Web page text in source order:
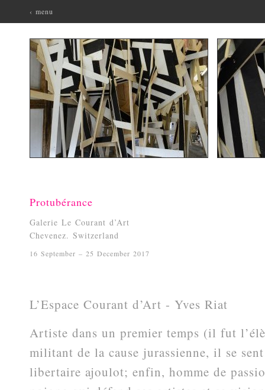
‹ menu
Protubérance
Galerie Le Courant d’Art
Chevenez. Switzerland
16 September – 25 December 2017
L’Espace Courant d’Art - Yves Riat
Artiste dans un premier temps (il fut
militant de la cause jurassienne, il se
libertaire ajoulot; enfin, homme de